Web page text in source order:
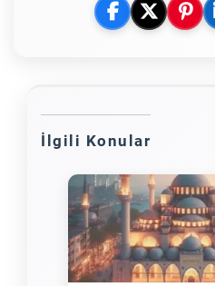
İlgili Konular